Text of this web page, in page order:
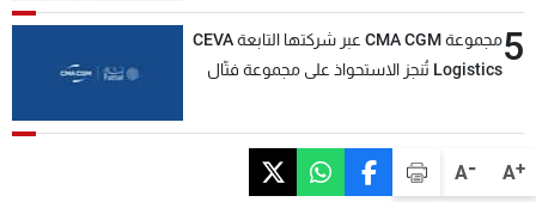
A+
A-
5
مجموعة CMA CGM عبر شركتها التابعة CEVA
Logistics تُنجز الاستحواذ على مجموعة فتّال